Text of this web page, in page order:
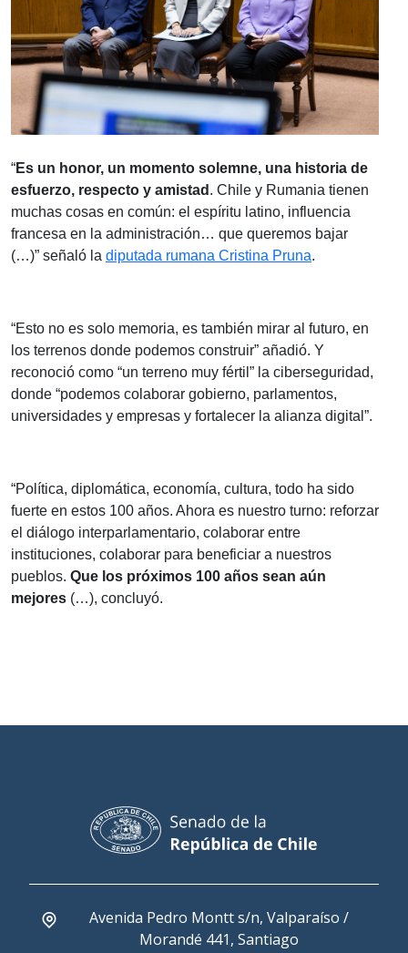
“Es un honor, un momento solemne, una historia de
esfuerzo, respecto y amistad . Chile y Rumania tienen
muchas cosas en común: el espíritu latino, influencia
francesa en la administración… que queremos bajar
(…)” señaló la diputada rumana Cristina Pruna.
“Esto no es solo memoria, es también mirar al futuro, en
los terrenos donde podemos construir” añadió. Y
reconoció como “un terreno muy fértil” la ciberseguridad,
donde “podemos colaborar gobierno, parlamentos,
universidades y empresas y fortalecer la alianza digital”.
“Política, diplomática, economía, cultura, todo ha sido
fuerte en estos 100 años. Ahora es nuestro turno: reforzar
el diálogo interparlamentario, colaborar entre
instituciones, colaborar para beneficiar a nuestros
pueblos. Que los próximos 100 años sean aún
mejores (…), concluyó.
Avenida Pedro Montt s/n, Valparaíso /
Morandé 441, Santiago